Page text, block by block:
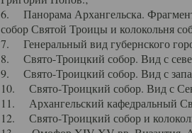
6. Панорама Архангельска.
собор Святой Троицы и колокольня
7. Генеральный вид губернского
8. Свято-Троицкий собор. Вид с
9. Свято-Троицкий собор. Вид с
10. Свято-Троицкий собор. Вид с
11. Архангельский кафедральный
12. Свято-Троицкий собор и